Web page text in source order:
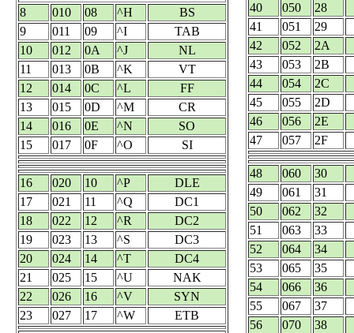
8 010 08 ^H
BS
9
011 09 ^I
TAB
10
012 0A ^J
NL
11
013 0B ^K
VT
12
014 0C ^L
FF
13
015 0D ^M
CR
14
016 0E ^N
SO
15
017 0F ^O SI
16 020 10 ^P
DLE
17
021 11 ^Q
DC1
18
022 12 ^R
DC2
19
023 13 ^S
DC3
20
024 14 ^T
DC4
21
025 15 ^U
NAK
22
026 16 ^V
SYN
23
027 17 ^W ETB
40 050
28
41
051
29
42
052
2A
43
053
2B
44
054
2C
45
055
2D
46
056
2E
47
057 2F
48 060
30
49
061
31
50
062
32
51
063
33
52
064
34
53
065
35
54
066
36
55
067
37
56
070
38